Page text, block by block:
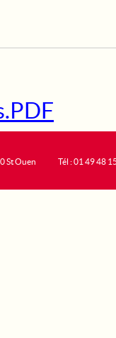
St Ouen
Tél : 01 49 48